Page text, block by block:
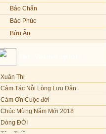
Bích Phượng
Bích Thảo
Bích Tuyền
Cẩm Vân
Cao Duy
Cao Minh
Châu Khánh Hà
Chế Thanh
Bảo Chấn
Bảo Phúc
Bửu Ấn
Chúc Hiếu
Chúc Linh
Chung Quân
Chương Đức
Cù Lệ Duyên
Cảm Tác Nỗi Lòng Lưu Dân
Cảm Ơn Cuộc đời
Chúc Mừng Năm Mới 2018
Dòng ĐỜI
Tâm Thiền